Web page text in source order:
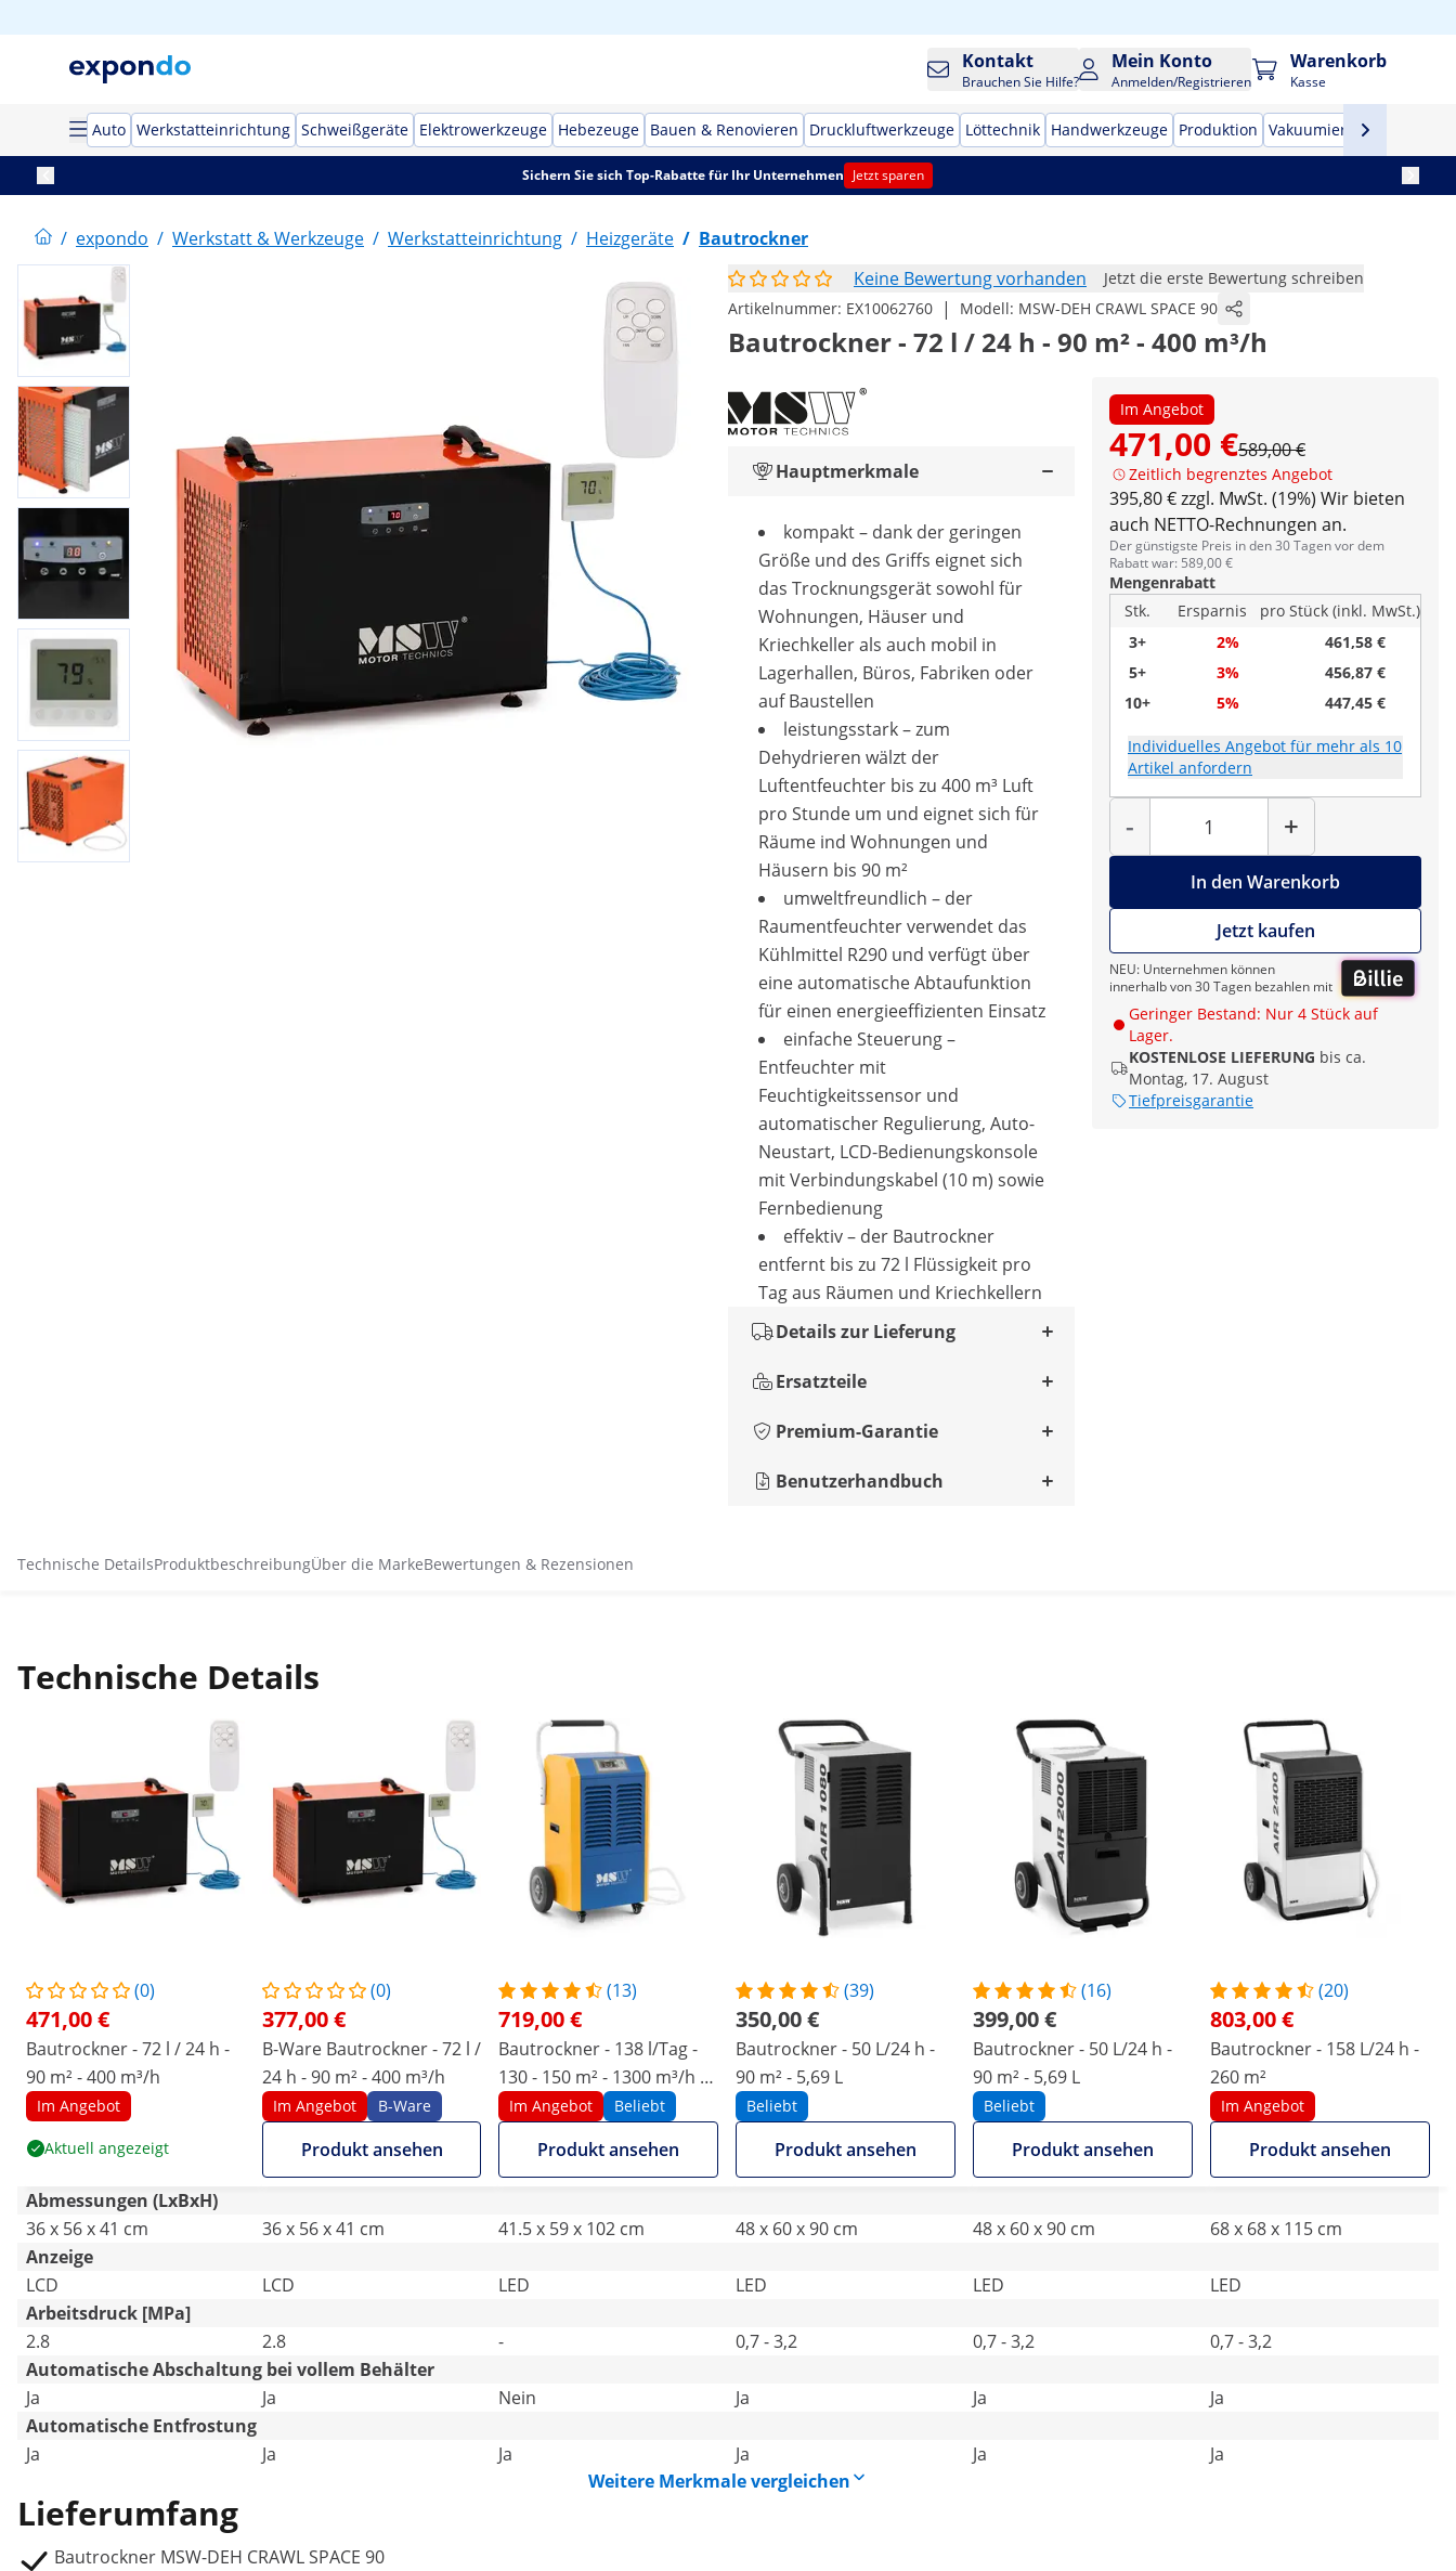
Kontakt
Brauchen Sie Hilfe?
Mein Konto
Anmelden/Registrieren
Warenkorb
Kasse
Auto Werkstatteinrichtung Schweißgeräte Elektrowerkzeuge Hebezeuge Bauen & Renovieren Druckluftwerkzeuge Löttechnik Handwerkzeuge Produktion Vakuumierer
Sichern Sie sich Top-Rabatte für Ihr Unternehmen Jetzt sparen
/ expondo / Werkstatt & Werkzeuge / Werkstatteinrichtung / Heizgeräte / Bautrockner
Keine Bewertung vorhanden
Jetzt die erste Bewertung schreiben
Artikelnummer: EX10062760 | Modell: MSW-DEH CRAWL SPACE 90
Bautrockner - 72 l / 24 h - 90 m² - 400 m³/h
Im Angebot
471,00 €589,00 €
Zeitlich begrenztes Angebot
395,80 € zzgl. MwSt. (19%) Wir bieten
auch NETTO-Rechnungen an.
Der günstigste Preis in den 30 Tagen vor dem
Rabatt war: 589,00 €
Mengenrabatt
Stk.
Ersparnis
pro Stück (inkl. MwSt.)
3+
2%
461,58 €
5+
3%
456,87 €
10+
5% 447,45 €
Individuelles Angebot für mehr als 10
Artikel anfordern
-
Menge
+
In den Warenkorb
Jetzt kaufen
NEU: Unternehmen können
innerhalb von 30 Tagen bezahlen mit
Geringer Bestand: Nur 4 Stück auf
Lager.
KOSTENLOSE LIEFERUNG bis ca.
Montag, 17. August
Tiefpreisgarantie
Hauptmerkmale
kompakt – dank der geringen
Größe und des Griffs eignet sich
das Trocknungsgerät sowohl für
Wohnungen, Häuser und
Kriechkeller als auch mobil in
Lagerhallen, Büros, Fabriken oder
auf Baustellen
leistungsstark – zum
Dehydrieren wälzt der
Luftentfeuchter bis zu 400 m³ Luft
pro Stunde um und eignet sich für
Räume ind Wohnungen und
Häusern bis 90 m²
umweltfreundlich – der
Raumentfeuchter verwendet das
Kühlmittel R290 und verfügt über
eine automatische Abtaufunktion
für einen energieeffizienten Einsatz
einfache Steuerung –
Entfeuchter mit
Feuchtigkeitssensor und
automatischer Regulierung, Auto-
Neustart, LCD-Bedienungskonsole
mit Verbindungskabel (10 m) sowie
Fernbedienung
effektiv – der Bautrockner
entfernt bis zu 72 l Flüssigkeit pro
Tag aus Räumen und Kriechkellern
Details zur Lieferung
Ersatzteile
Premium-Garantie
Benutzerhandbuch
Technische DetailsProduktbeschreibungÜber die MarkeBewertungen & Rezensionen
Technische Details
(0)
471,00 €
Bautrockner - 72 l / 24 h -
90 m² - 400 m³/h
Im Angebot
Aktuell angezeigt
(0)
377,00 €
B-Ware Bautrockner - 72 l /
24 h - 90 m² - 400 m³/h
Im Angebot B-Ware
Produkt ansehen
(13)
719,00 €
Bautrockner - 138 l/Tag -
130 - 150 m² - 1300 m³/h -
mit Griff - Pro Series
Im Angebot Beliebt
Produkt ansehen
(39)
350,00 €
Bautrockner - 50 L/24 h -
90 m² - 5,69 L
Beliebt
Produkt ansehen
(16)
399,00 €
Bautrockner - 50 L/24 h -
90 m² - 5,69 L
Beliebt
Produkt ansehen
(20)
803,00 €
Bautrockner - 158 L/24 h -
260 m²
Im Angebot
Produkt ansehen
Abmessungen (LxBxH)
36 x 56 x 41 cm
36 x 56 x 41 cm 41.5 x 59 x 102 cm 48 x 60 x 90 cm 48 x 60 x 90 cm
68 x 68 x 115 cm
Anzeige
LCD
LCD LED LED LED
LED
Arbeitsdruck [MPa]
2.8
2.8 - 0,7 - 3,2 0,7 - 3,2
0,7 - 3,2
Automatische Abschaltung bei vollem Behälter
Ja
Ja Nein Ja Ja
Ja
Automatische Entfrostung
Ja
Ja Ja Ja Ja
Ja
Weitere Merkmale vergleichen
Lieferumfang
Bautrockner MSW-DEH CRAWL SPACE 90